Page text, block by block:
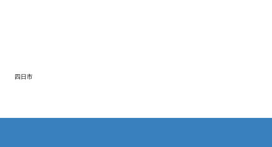
四日市